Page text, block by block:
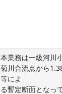
本業務は一級河川
菊川合流点から
等によ
る暫定断面となっ